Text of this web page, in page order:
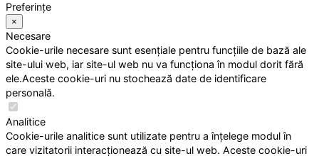
Preferințe
×
Necesare
Cookie-urile necesare sunt esențiale pentru funcțiile de bază ale
site-ului web, iar site-ul web nu va funcționa în modul dorit fără
ele.Aceste cookie-uri nu stochează date de identificare
personală.
Analitice
Cookie-urile analitice sunt utilizate pentru a înțelege modul în
care vizitatorii interacționează cu site-ul web. Aceste cookie-uri